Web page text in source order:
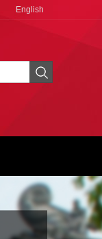
English